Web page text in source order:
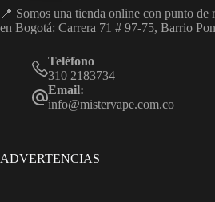
📍 Somos una tienda online con punto de
en Bogotá: Carrera 71 # 97-75, Barrio
Teléfono
310 2183734
Email:
info@mistervape.com.co
ADVERTENCIAS